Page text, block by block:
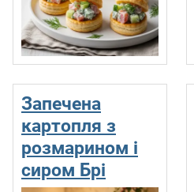
Запечена
картопля з
розмарином і
сиром Брі